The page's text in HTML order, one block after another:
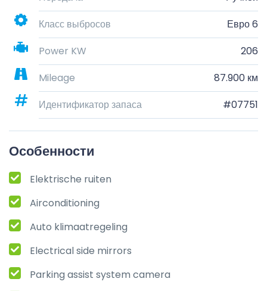
Класс выбросов
Евро 6
Power KW
206
Mileage
87.900 км
Идентификатор запаса
#07751
Особенности
Elektrische ruiten
Airconditioning
Auto klimaatregeling
Electrical side mirrors
Parking assist system camera